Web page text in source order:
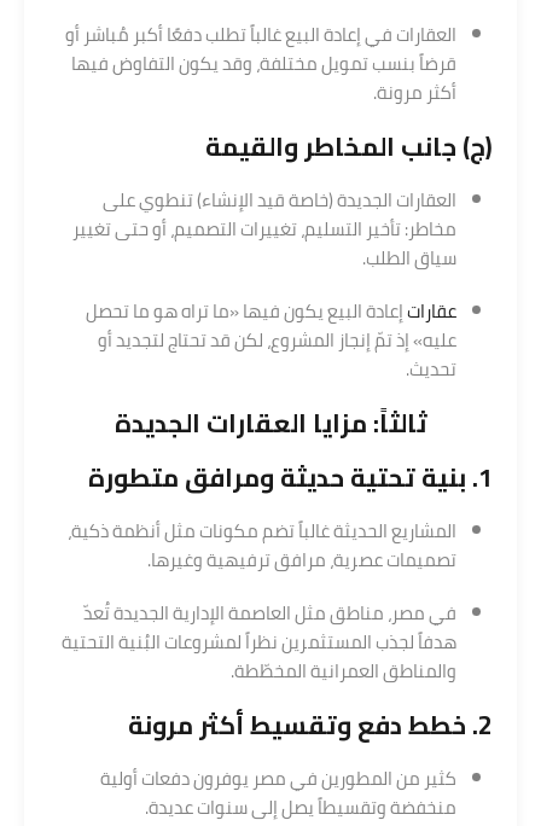
العقارات في إعادة البيع غالباً تطلب دفعًا أكبر مُباشر أو
قرضاً بنسب تمويل مختلفة، وقد يكون التفاوض فيها
أكثر مرونة.
(ج) جانب المخاطر والقيمة
العقارات الجديدة (خاصة قيد الإنشاء) تنطوي على
مخاطر: تأخير التسليم، تغييرات التصميم، أو حتى تغيير
سياق الطلب.
عقاراتإعادة البيع يكون فيها «ما تراه هو ما تحصل
عليه» إذ تمّ إنجاز المشروع، لكن قد تحتاج لتجديد أو
تحديث.
ثالثاً: مزايا العقارات الجديدة
1. بنية تحتية حديثة ومرافق متطورة
المشاريع الحديثة غالباً تضم مكونات مثل أنظمة ذكية،
تصميمات عصرية، مرافق ترفيهية وغيرها.
في مصر، مناطق مثل العاصمة الإدارية الجديدة تُعدّ
هدفاً لجذب المستثمرين نظراً لمشروعات البُنية التحتية
والمناطق العمرانية المخطّطة.
2. خطط دفع وتقسيط أكثر مرونة
كثير من المطورين في مصر يوفرون دفعات أولية
منخفضة وتقسيطاً يصل إلى سنوات عديدة.